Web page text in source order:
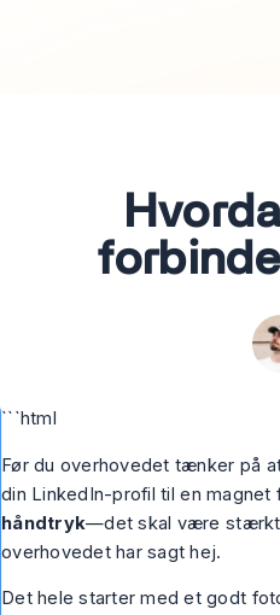
```html
Før du overhovedet tænker på
din LinkedIn-profil til en
håndtryk—det skal være stærkt
overhovedet har sagt hej.
Det hele starter med et godt